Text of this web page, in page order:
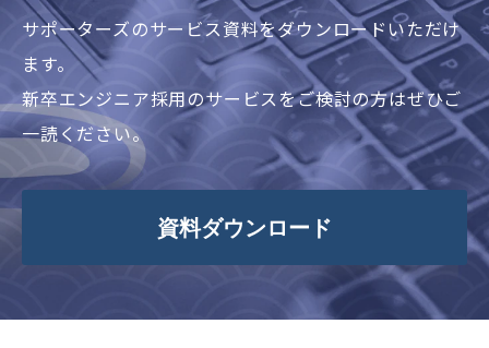
サポーターズのサービス資料をダウンロードいただけ
ます。
新卒エンジニア採用のサービスをご検討の方はぜひご
一読ください。
資料ダウンロード